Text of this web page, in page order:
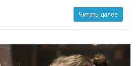
Читать далее